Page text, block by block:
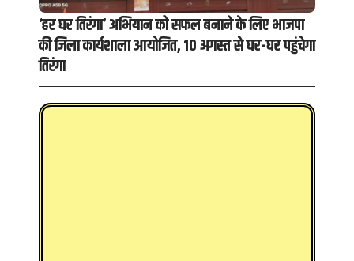
‘हर घर तिरंगा’ अभियान को सफल बनाने के लिए भाजपा
की जिला कार्यशाला आयोजित, 10 अगस्त से घर-घर पहुंचेगा
तिरंगा